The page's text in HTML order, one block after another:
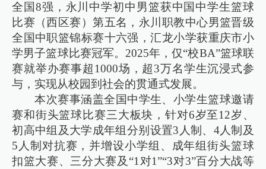
全国8强，永川中学初中男篮获中国中学生篮球
比赛（西区赛）第五名，永川职教中心男篮晋级
全国中职篮锦标赛十六强，汇龙小学获重庆市小
学男子篮球比赛冠军。2025年，仅“校BA”篮球联
赛就举办赛事超1000场，超3万名学生沉浸式参
与，实现从校园到社会的贯通式发展。
本次赛事涵盖全国中学生、小学生篮球邀请
赛和街头篮球比赛三大板块，针对6岁至12岁、
初高中组及大学成年组分别设置3人制、4人制及
5人制对抗赛，并增设小学组、成年组街头篮球
扣篮大赛、三分大赛及“1对1”“3对3”百分大战等